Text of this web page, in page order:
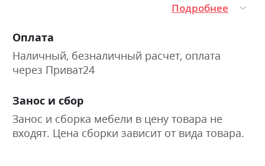
Подробнее
Оплата
Наличный, безналичный расчет, оплата
через Приват24
Занос и сбор
Занос и сборка мебели в цену товара не
входят. Цена сборки зависит от вида товара.